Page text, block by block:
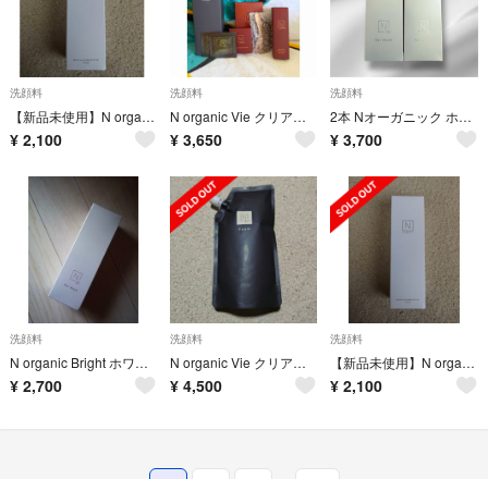
洗顔料
【新品未使用】N organic モイスチュア&バランシング フォーム 100g
¥ 2,100
洗顔料
N organic Vie クリアホイップ フォーム/ローション/クリーム/他
¥ 3,650
洗顔料
2本 Nオーガニック ホワイトクリアジェルウォッシュ 150g 洗顔料
¥ 3,700
洗顔料
N organic Bright ホワイトクリアジェルウォッシュ
¥ 2,700
洗顔料
N organic Vie クリアホイップフォームリフィル (本体2本分)
¥ 4,500
洗顔料
【新品未使用】N organic モイスチュア&バランシング フォーム 100g
¥ 2,100